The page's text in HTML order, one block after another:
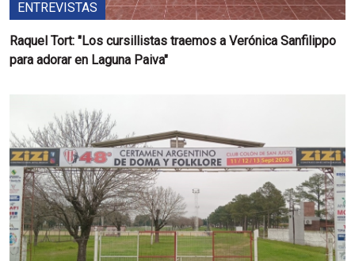
ENTREVISTAS
Raquel Tort: "Los cursillistas traemos a Verónica Sanfilippo
para adorar en Laguna Paiva"